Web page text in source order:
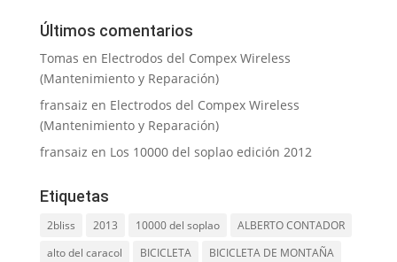
Últimos comentarios
Tomas en Electrodos del Compex Wireless
(Mantenimiento y Reparación)
fransaiz en Electrodos del Compex Wireless
(Mantenimiento y Reparación)
fransaiz en Los 10000 del soplao edición 2012
Etiquetas
2bliss 2013 10000 del soplao
ALBERTO CONTADOR
alto del caracol
BICICLETA
BICICLETA DE MONTAÑA